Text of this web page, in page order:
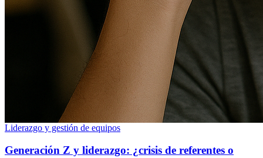
Liderazgo y gestión de equipos
Generación Z y liderazgo: ¿crisis de referentes o